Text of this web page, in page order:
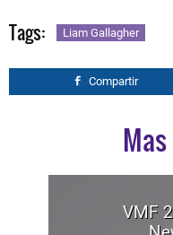
Tags: Liam Gallagher
Compartir
VMF